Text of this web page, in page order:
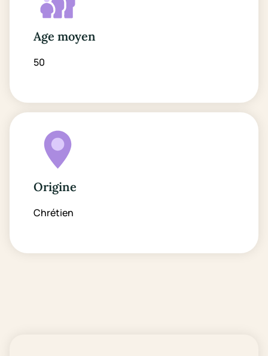
Age moyen
50
Origine
Chrétien